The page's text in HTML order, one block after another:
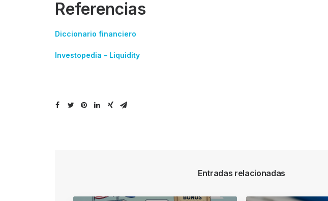
Referencias
Diccionario financiero
Investopedia – Liquidity
Entradas relacionadas